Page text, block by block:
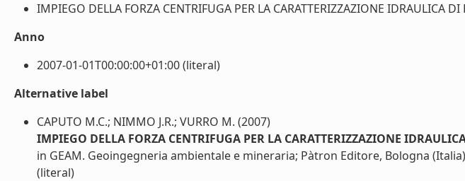
IMPIEGO DELLA FORZA CENTRIFUGA PER LA CARATTERIZZAZIONE
Anno
2007-01-01T00:00:00+01:00 (literal)
Alternative label
CAPUTO M.C.; NIMMO J.R.; VURRO M. (2007)
IMPIEGO DELLA FORZA CENTRIFUGA PER LA CARATTERIZZAZIONE
in GEAM. Geoingegneria ambientale e mineraria; Pàtron Editore, Bologna (Italia)
(literal)